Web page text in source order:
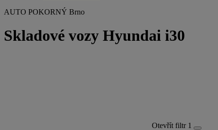
AUTO POKORNÝ Brno
Skladové vozy Hyundai i30
Otevřít filtr 1